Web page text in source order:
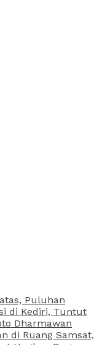
Puluhan
di Kediri, Tuntut
Dharmawan
di Ruang Samsat,